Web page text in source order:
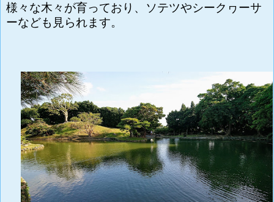
様々な木々が育っており、ソテツやシークヮーサ
ーなども見られます。